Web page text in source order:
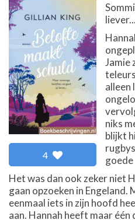
4
liever...
Jamie
alleen
niks
blijkt
Het was dan ook zeker niet
gaan opzoeken in Engeland.
eenmaal iets in zijn hoofd
aan. Hannah heeft maar één